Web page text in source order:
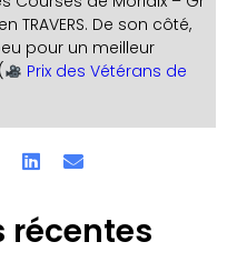
TRAVERS. De son côté,
pour un meilleur
Prix des Vétérans de
récentes